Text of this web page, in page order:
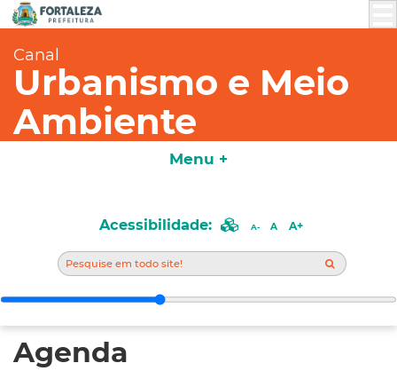
Canal
Urbanismo e Meio
Ambiente
Acessibilidade: A
Agenda